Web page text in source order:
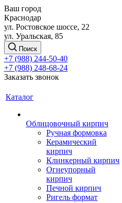
Ваш город
Краснодар
ул. Ростовское шоссе, 22
ул. Уральская, 85
Поиск
+7 (988) 244-50-40
+7 (988) 248-68-24
Заказать звонок
Каталог
Облицовочный кирпич
Ручная формовка
Керамический
кирпич
Клинкерный кирпич
Огнеупорный
кирпич
Печной кирпич
Ригель формат